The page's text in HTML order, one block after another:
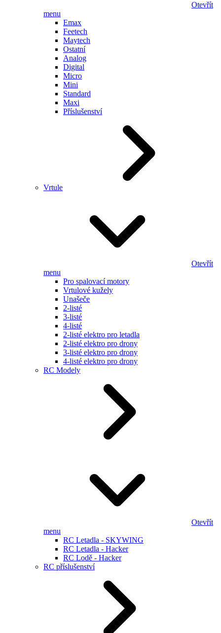
Otevřít
menu
Emax
Feetech
Maytech
Ostatní
Analog
Digital
Micro
Mini
Standard
Maxi
Příslušenství
Vrtule
Otevřít
menu
Pro spalovací motory
Vrtulové kužely
Unašeče
2-listé
3-listé
4-listé
2-listé elektro pro letadla
2-listé elektro pro drony
3-listé elektro pro drony
4-listé elektro pro drony
RC Modely
Otevřít
menu
RC Letadla - SKYWING
RC Letadla - Hacker
RC Lodě - Hacker
RC příslušenství